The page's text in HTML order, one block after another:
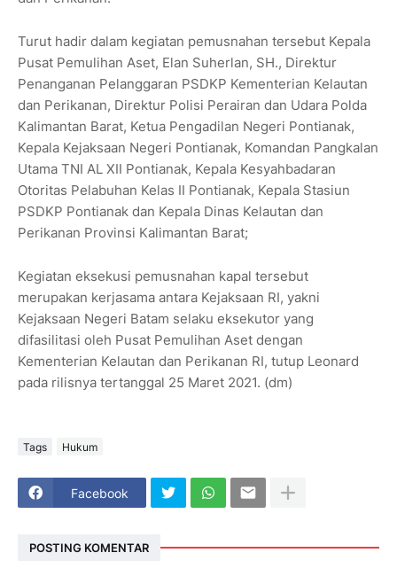
Turut hadir dalam kegiatan pemusnahan tersebut Kepala
Pusat Pemulihan Aset, Elan Suherlan, SH., Direktur
Penanganan Pelanggaran PSDKP Kementerian Kelautan
dan Perikanan, Direktur Polisi Perairan dan Udara Polda
Kalimantan Barat, Ketua Pengadilan Negeri Pontianak,
Kepala Kejaksaan Negeri Pontianak, Komandan Pangkalan
Utama TNI AL XII Pontianak, Kepala Kesyahbadaran
Otoritas Pelabuhan Kelas II Pontianak, Kepala Stasiun
PSDKP Pontianak dan Kepala Dinas Kelautan dan
Perikanan Provinsi Kalimantan Barat;
Kegiatan eksekusi pemusnahan kapal tersebut
merupakan kerjasama antara Kejaksaan RI, yakni
Kejaksaan Negeri Batam selaku eksekutor yang
difasilitasi oleh Pusat Pemulihan Aset dengan
Kementerian Kelautan dan Perikanan RI, tutup Leonard
pada rilisnya tertanggal 25 Maret 2021. (dm)
Tags Hukum
Facebook
POSTING KOMENTAR